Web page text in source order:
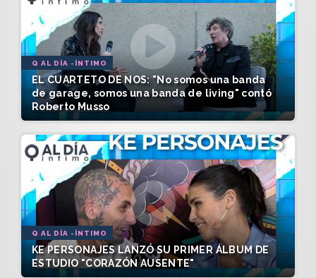
Q AL DÍA -ÍNTIMO
EL CUARTETO DE NOS: "No somos una banda
de garage, somos una banda de living" contó
Roberto Musso
Q AL DÍA -ÍNTIMO
KE PERSONAJES LANZÓ SU PRIMER ÁLBUM DE
ESTUDIO "CORAZÓN AUSENTE"